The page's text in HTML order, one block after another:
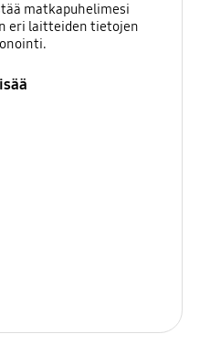
matkapuhelimesi
eri laitteiden tietojen